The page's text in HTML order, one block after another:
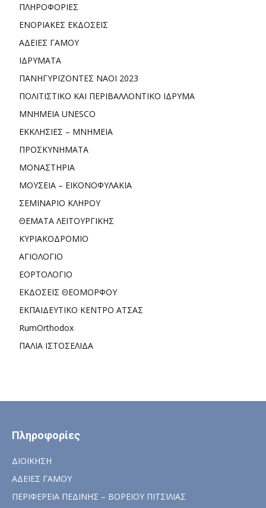
ΠΛΗΡΟΦΟΡΙΕΣ
ΕΝΟΡΙΑΚΕΣ ΕΚΔΟΣΕΙΣ
ΑΔΕΙΕΣ ΓΑΜΟΥ
ΙΔΡΥΜΑΤΑ
ΠΑΝΗΓΥΡΙΖΟΝΤΕΣ ΝΑΟΙ 2023
ΠΟΛΙΤΙΣΤΙΚΟ ΚΑΙ ΠΕΡΙΒΑΛΛΟΝΤΙΚΟ ΙΔΡΥΜΑ
ΜΝΗΜΕΙΑ UNESCO
ΕΚΚΛΗΣΙΕΣ – ΜΝΗΜΕΙΑ
ΠΡΟΣΚΥΝΗΜΑΤΑ
ΜΟΝΑΣΤΗΡΙΑ
ΜΟΥΣΕΙΑ – ΕΙΚΟΝΟΦΥΛΑΚΙΑ
ΣΕΜΙΝΑΡΙΟ ΚΛΗΡΟΥ
ΘΕΜΑΤΑ ΛΕΙΤΟΥΡΓΙΚΗΣ
ΚΥΡΙΑΚΟΔΡΟΜΙΟ
ΑΓΙΟΛΟΓΙΟ
ΕΟΡΤΟΛΟΓΙΟ
ΕΚΔΟΣΕΙΣ ΘΕΟΜΟΡΦΟΥ
ΕΚΠΑΙΔΕΥΤΙΚΟ ΚΕΝΤΡΟ ΑΤΣΑΣ
RumOrthodox
ΠΑΛΙΑ ΙΣΤΟΣΕΛΙΔΑ
Πληροφορίες
ΔΙΟΙΚΗΣΗ
ΑΔΕΙΕΣ ΓΑΜΟΥ
ΠΕΡΙΦΕΡΕΙΑ ΠΕΔΙΝΗΣ – ΒΟΡΕΙΟΥ ΠΙΤΣΙΛΙΑΣ